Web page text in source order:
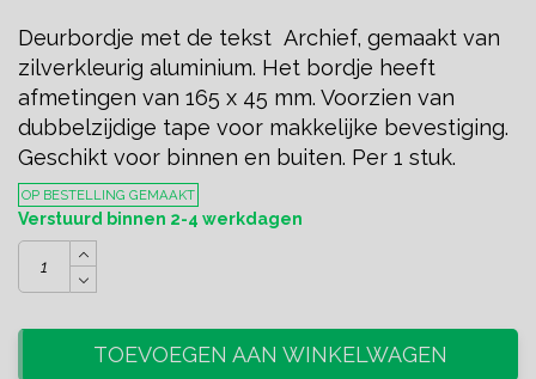
Deurbordje met de tekst Archief, gemaakt van
zilverkleurig aluminium. Het bordje heeft
afmetingen van 165 x 45 mm. Voorzien van
dubbelzijdige tape voor makkelijke bevestiging.
Geschikt voor binnen en buiten. Per 1 stuk.
OP BESTELLING GEMAAKT
Verstuurd binnen 2-4 werkdagen
TOEVOEGEN AAN WINKELWAGEN